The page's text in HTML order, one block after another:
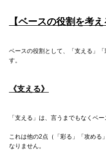
【ベースの役割を考え
ベースの役割として、「支える」
す。
《支える》
「支える」は、言うまでもなくベー
これは他の2点（「彩る」「攻める
なりません。